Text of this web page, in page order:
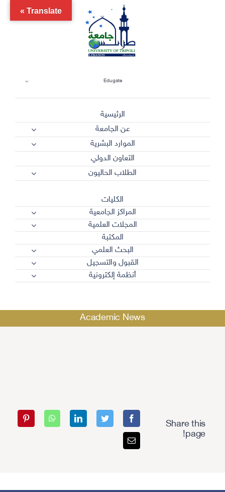
Edugate
الرئيسية
عن الجامعة
الموارد البشرية
التعاون الدولي
الطلاب الحاليون
الكليات
المراكز الجامعية
المجلات العلمية
المكتبة
البحث العلمي
القبول والتسجيل
أنظمة إلكترونية
Academic News
Share this
page!
Translate »